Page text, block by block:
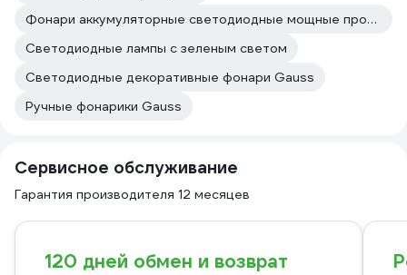
Фонари аккумуляторные светодиодные мощные прожекторные ручные
Светодиодные лампы с зеленым светом
Светодиодные декоративные фонари Gauss
Ручные фонарики Gauss
Сервисное обслуживание
Гарантия производителя 12 месяцев
120 дней обмен и возврат